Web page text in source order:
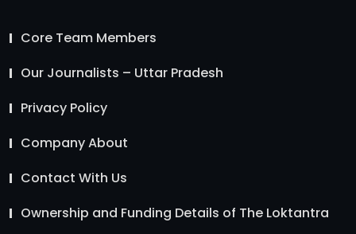
Core Team Members
Our Journalists – Uttar Pradesh
Privacy Policy
Company About
Contact With Us
Ownership and Funding Details of The Loktantra